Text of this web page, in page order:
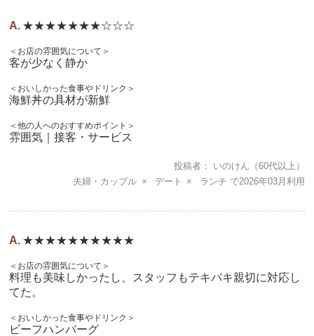
★★★★★★★☆☆☆
＜お店の雰囲気について＞
客が少なく静か
＜おいしかった食事やドリンク＞
海鮮丼の具材が新鮮
＜他の人へのおすすめポイント＞
雰囲気｜接客・サービス
投稿者 いのけん （60代以上）
夫婦・カップル
デート ランチ 2026年03月
★★★★★★★★★★
＜お店の雰囲気について＞
料理も美味しかったし、スタッフもテキパキ親切に対応し
てた。
＜おいしかった食事やドリンク＞
ビーフハンバーグ